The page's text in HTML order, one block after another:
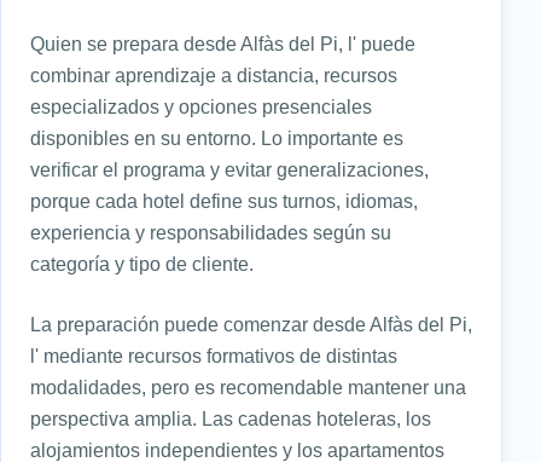
Quien se prepara desde Alfàs del Pi, l' puede
combinar aprendizaje a distancia, recursos
especializados y opciones presenciales
disponibles en su entorno. Lo importante es
verificar el programa y evitar generalizaciones,
porque cada hotel define sus turnos, idiomas,
experiencia y responsabilidades según su
categoría y tipo de cliente.
La preparación puede comenzar desde Alfàs del Pi,
l' mediante recursos formativos de distintas
modalidades, pero es recomendable mantener una
perspectiva amplia. Las cadenas hoteleras, los
alojamientos independientes y los apartamentos